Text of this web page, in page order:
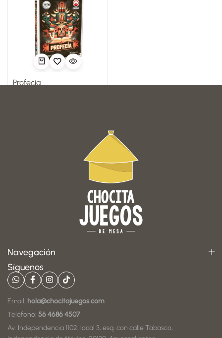
Profecía
Navegación
Síguenos
Email: hola@chocitajuegos.com
Teléfono: 56 4686 4507
Av. Independencia 1102, local 3, esq. con calle Tabasco,